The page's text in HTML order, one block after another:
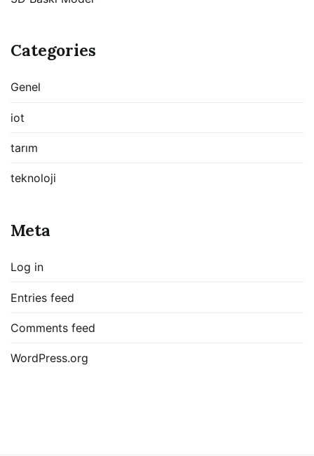
Categories
Genel
iot
tarım
teknoloji
Meta
Log in
Entries feed
Comments feed
WordPress.org